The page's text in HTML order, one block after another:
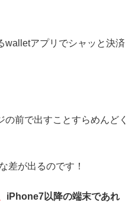
walletアプリでシャッと決済
前で出すことすらめんどく
差が出るのです！
iPhone7以降の端末であれ